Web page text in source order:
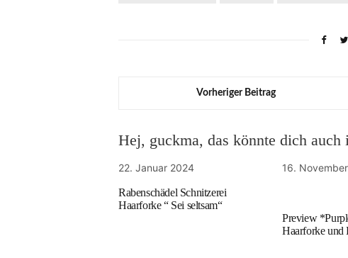
Vorheriger Beitrag
Hej, guckma, das könnte dich auch
22. Januar 2024
Rabenschädel Schnitzerei
Haarforke “ Sei seltsam“
16.
Preview
Haarforke und